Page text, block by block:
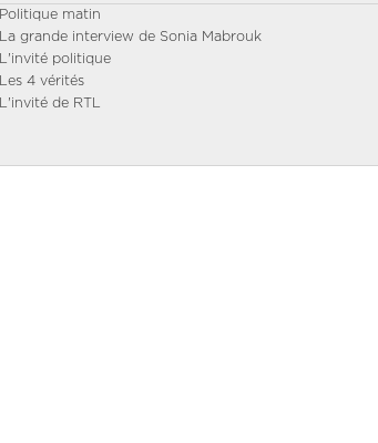
Politique matin
La grande interview de Sonia Mabrouk
L'invité politique
Les 4 vérités
L'invité de RTL